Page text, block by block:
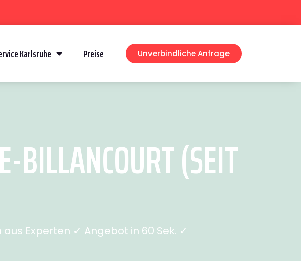
Karlsruhe Preise Unverbindliche Anfrage
BILLANCOURT (SEIT
Experten ✓ Angebot in 60 Sek. ✓